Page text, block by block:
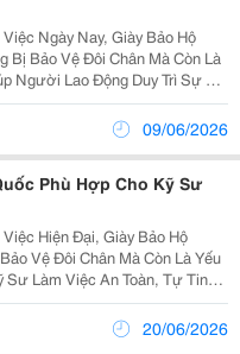
Ngày Nay, Giày Bảo Hộ
Bị Bảo Vệ Đôi Chân Mà Còn Là
Người Lao Động Duy Trì Sự An
Suốt Quá Trình Làm Việc. Đặc
Quốc Chính Hãng Đang...09/06/2026
Phù Hợp Cho Kỹ Sư
Hiện Đại, Giày Bảo Hộ
Vệ Đôi Chân Mà Còn Là Yếu
Sư Làm Việc An Toàn, Tự Tin
Giày Bảo Hộ Hàn Quốc
Ngày Càng Trở Thành Xu
20/06/2026